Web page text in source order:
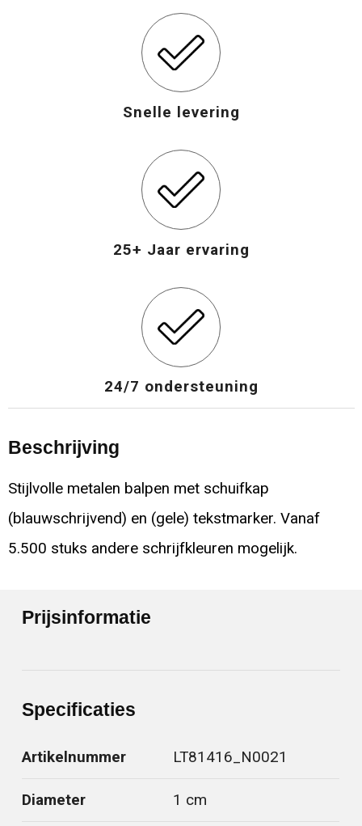
Snelle levering
25+ Jaar ervaring
24/7 ondersteuning
Beschrijving
Stijlvolle metalen balpen met schuifkap
(blauwschrijvend) en (gele) tekstmarker. Vanaf
5.500 stuks andere schrijfkleuren mogelijk.
Prijsinformatie
Specificaties
Artikelnummer LT81416_N0021
Diameter 1 cm